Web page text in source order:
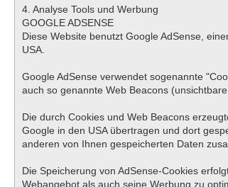
4. Analyse Tools und Werbung
GOOGLE ADSENSE
Diese Website benutzt Google AdSense,
USA.
Google AdSense verwendet sogenannte
auch so genannte Web Beacons
Die durch Cookies und Web Beacons
Google in den USA übertragen und dort
anderen von Ihnen gespeicherten Daten
Die Speicherung von AdSense-Cookies
Webangebot als auch seine Werbung zu